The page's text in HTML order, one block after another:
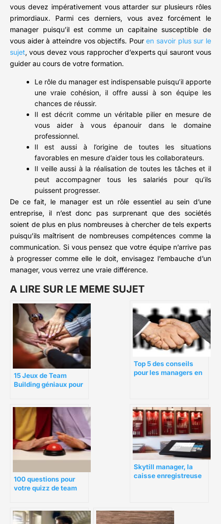
vous devez impérativement vous attarder sur plusieurs rôles
primordiaux. Parmi ces derniers, vous avez forcément le
manager puisqu’il est comme un capitaine susceptible de
vous aider à atteindre vos objectifs. Pouren savoir plus sur le
sujet, vous devez vous rapprocher d’experts qui sauront vous
guider au cours de votre formation.
Le rôle du manager est indispensable puisqu’il apporte
une vraie cohésion, il offre aussi à son équipe les
chances de réussir.
Il est décrit comme un véritable pilier en mesure de
vous aider à vous épanouir dans le domaine
professionnel.
Il est aussi à l’origine de toutes les situations
favorables en mesure d’aider tous les collaborateurs.
Il veille aussi à la réalisation de toutes les tâches et il
peut accompagner tous les salariés pour qu’ils
puissent progresser.
De ce fait, le manager est un rôle essentiel au sein d’une
entreprise, il n’est donc pas surprenant que des sociétés
soient de plus en plus nombreuses à chercher de tels experts
puisqu’ils maîtrisent de nombreuses compétences comme la
communication. Si vous pensez que votre équipe n’arrive pas
à progresser comme elle le doit, envisagez l’embauche d’un
manager, vous verrez une vraie différence.
A LIRE SUR LE MEME SUJET
15 Jeux de Team
Building géniaux pour
Top 5 des conseils
pour les managers en
100 questions pour
votre quizz de team
Skytill manager, la
caisse enregistreuse